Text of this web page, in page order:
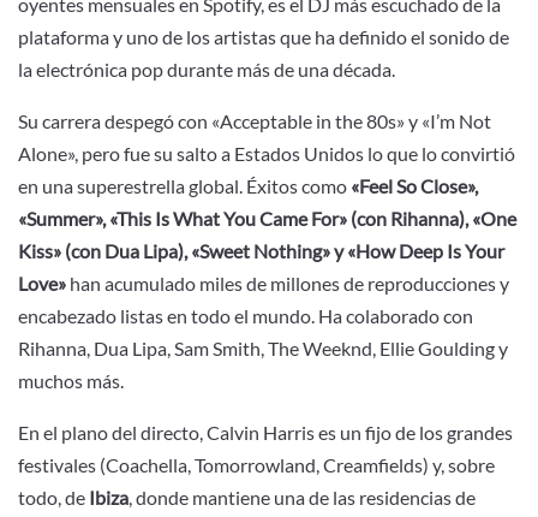
plataforma y uno de los artistas que ha definido el sonido de
la electrónica pop durante más de una década.
Su carrera despegó con «Acceptable in the 80s» y «I’m Not
Alone», pero fue su salto a Estados Unidos lo que lo convirtió
en una superestrella global. Éxitos como «Feel So Close»,
«Summer», «This Is What You Came For» (con Rihanna), «One
Kiss» (con Dua Lipa), «Sweet Nothing» y «How Deep Is Your
Love» han acumulado miles de millones de reproducciones y
encabezado listas en todo el mundo. Ha colaborado con
Rihanna, Dua Lipa, Sam Smith, The Weeknd, Ellie Goulding y
muchos más.
En el plano del directo, Calvin Harris es un fijo de los grandes
festivales (Coachella, Tomorrowland, Creamfields) y, sobre
todo, de Ibiza, donde mantiene una de las residencias de